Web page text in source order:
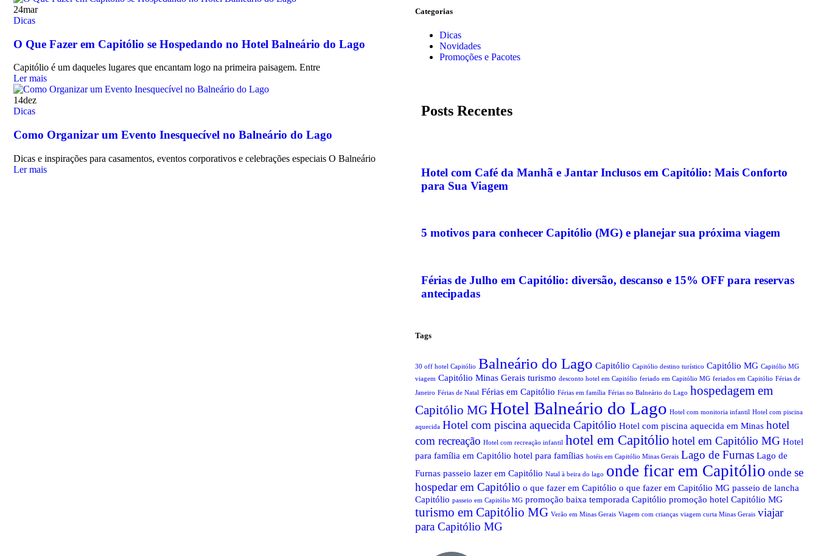
24mar
Dicas
O Que Fazer em Capitólio se Hospedando no Hotel Balneário do Lago
Capitólio é um daqueles lugares que encantam logo na primeira paisagem. Entre
Ler mais
14dez
Dicas
Como Organizar um Evento Inesquecível no Balneário do Lago
Dicas e inspirações para casamentos, eventos corporativos e celebrações especiais O Balneário
Ler mais
Categorias
Dicas
Novidades
Promoções e Pacotes
Posts Recentes
Hotel com Café da Manhã e Jantar Inclusos em Capitólio: Mais Conforto
para Sua Viagem
5 motivos para conhecer Capitólio (MG) e planejar sua próxima viagem
Férias de Julho em Capitólio: diversão, descanso e 15% OFF para reservas
antecipadas
Tags
30 off hotel Capitólio Balneário do Lago Capitólio Capitólio destino turístico Capitólio MG Capitólio MG
viagem Capitólio Minas Gerais turismo desconto hotel em Capitólio feriado em Capitólio MG feriados em Capitólio Férias de
Janeiro Férias de Natal Férias em Capitólio Férias em família Férias no Balneário do Lago hospedagem em
Capitólio MGHotel Balneário do Lago Hotel com monitoria infantil Hotel com piscina
aquecida Hotel com piscina aquecida Capitólio Hotel com piscina aquecida em Minas hotel
com recreação Hotel com recreação infantil hotel em Capitólio hotel em Capitólio MG Hotel
para família em Capitólio hotel para famílias hotéis em Capitólio Minas Gerais Lago de Furnas Lago de
Furnas passeio lazer em Capitólio Natal à beira do lago onde ficar em Capitólio onde se
hospedar em Capitólio o que fazer em Capitólio o que fazer em Capitólio MG passeio de lancha
Capitólio passeio em Capitólio MG promoção baixa temporada Capitólio promoção hotel Capitólio MG
turismo em Capitólio MG Verão em Minas Gerais Viagem com crianças viagem curta Minas Gerais viajar
para Capitólio MG